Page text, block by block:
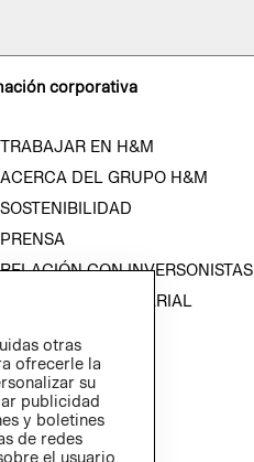
corporativa
TRABAJAR EN H&M
ACERCA DEL GRUPO H&M
SOSTENIBILIDAD
PRENSA
RELACIÓN CON INVERSONISTAS
POLÍTICA EMPRESARIAL
otras
ofrecerle la
su
publicidad
y boletines
de redes
el usuario,